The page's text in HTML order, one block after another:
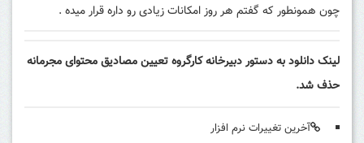
چون همونطور که گفتم هر روز امکانات زیادی رو داره قرار میده .
لینک دانلود به دستور دبيرخانه كارگروه تعيين مصاديق محتوای مجرمانه
حذف شد.
آخرین تغییرات نرم افزار